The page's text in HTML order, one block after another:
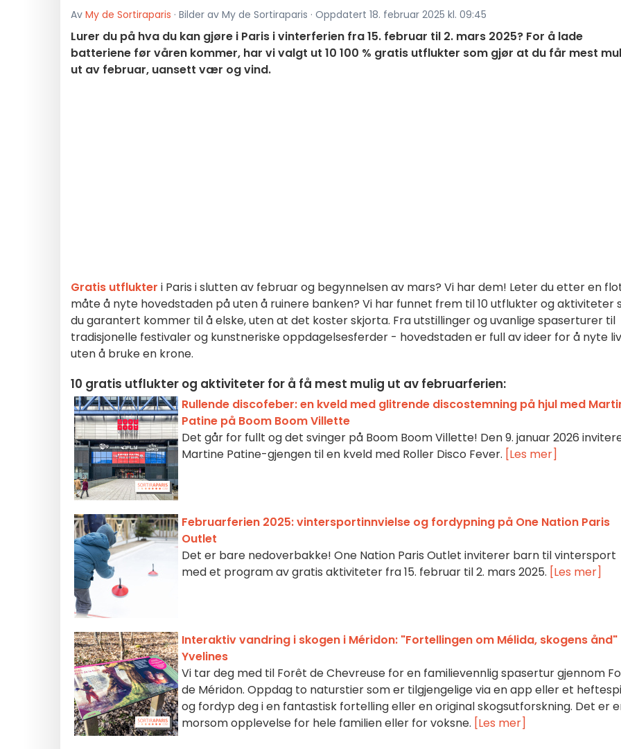
Av My de Sortiraparis · Bilder av My de Sortiraparis · Oppdatert 18. februar 2025 kl. 09:45
Lurer du på hva du kan gjøre i Paris i vinterferien fra 15. februar til 2. mars 2025? For å lade
batteriene før våren kommer, har vi valgt ut 10 100 % gratis utflukter som gjør at du får mest
ut av februar, uansett vær og vind.
Gratis utflukter i Paris i slutten av februar og begynnelsen av mars? Vi har dem! Leter du etter en
måte å nyte hovedstaden på uten å ruinere banken? Vi har funnet frem til 10 utflukter og aktiviteter
du garantert kommer til å elske, uten at det koster skjorta. Fra utstillinger og uvanlige spaserturer til
tradisjonelle festivaler og kunstneriske oppdagelsesferder - hovedstaden er full av ideer for å nyte
uten å bruke en krone.
10 gratis utflukter og aktiviteter for å få mest mulig ut av februarferien:
Rullende discofeber: en kveld med glitrende discostemning på hjul med
Patine på Boom Boom Villette
Det går for fullt og det svinger på Boom Boom Villette! Den 9. januar 2026
Martine Patine-gjengen til en kveld med Roller Disco Fever. [Les mer]
Februarferien 2025: vintersportinnvielse og fordypning på One Nation Paris
Outlet
Det er bare nedoverbakke! One Nation Paris Outlet inviterer barn til vintersport
med et program av gratis aktiviteter fra 15. februar til 2. mars 2025. [Les mer]
Interaktiv vandring i skogen i Méridon: "Fortellingen om Mélida, skogens ånd"
Yvelines
Vi tar deg med til Forêt de Chevreuse for en familievennlig spasertur gjennom
de Méridon. Oppdag to naturstier som er tilgjengelige via en app eller et
og fordyp deg i en fantastisk fortelling eller en original skogsutforskning. Det er
morsom opplevelse for hele familien eller for voksne. [Les mer]